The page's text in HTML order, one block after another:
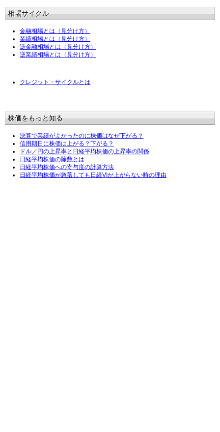
相場サイクル
金融相場とは（見分け方）
業績相場とは（見分け方）
逆金融相場とは（見分け方）
逆業績相場とは（見分け方）
クレジット・サイクルとは
株価をもっと知る
決算で業績がよかったのに株価はなぜ下がる？
信用期日に株価は上がる？下がる？
ドル／円の上昇率と日経平均株価の上昇率の関係
日経平均株価の除数とは
日経平均株価への寄与度の計算方法
日経平均株価が急落しても日経VIが上がらない時の理由